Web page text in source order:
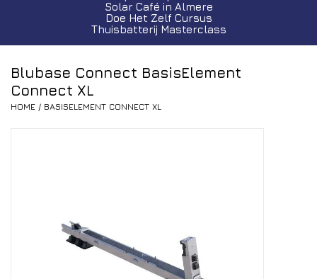
Kabels en Stekkers
Solar Café in Almere
Doe Het Zelf Cursus
Thuisbatterij Masterclass
Blubase Connect BasisElement
Connect XL
HOME / BASISELEMENT CONNECT XL